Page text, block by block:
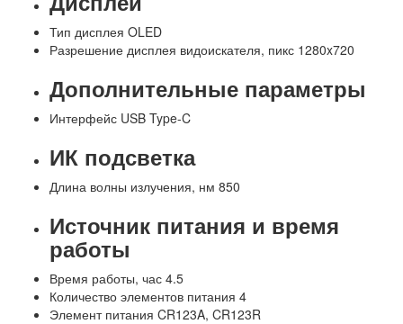
Тип дисплея OLED
Разрешение дисплея видоискателя, пикс 1280x720
Дополнительные параметры
Интерфейс USB Type-C
ИК подсветка
Длина волны излучения, нм 850
Источник питания и время
работы
Время работы, час 4.5
Количество элементов питания 4
Элемент питания CR123A, CR123R